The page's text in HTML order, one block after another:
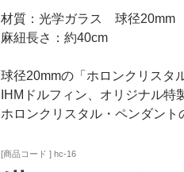
材質：光学ガラス 球径20mm
麻紐長さ：約40cm
球径20mmの「ホロンクリスタ
IHMドルフィン、オリジナル特
ホロンクリスタル・ペンダント
[商品コード ] hc-16